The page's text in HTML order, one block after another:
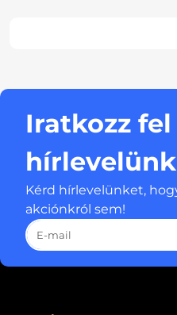
Iratkozz fel
Kérd hírlevelünket,
akciónkról sem!